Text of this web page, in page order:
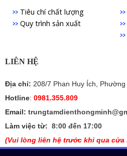
Tiêu chí chất lượng
Quy trình sản xuất
LIÊN HỆ
Địa chỉ: 208/7 Phan Huy Ích,
Hotline: 0981.355.809
Email:
Làm việc từ: 8:00 đến 17:00
(Vui lòng liên hệ trước khi qua cửa